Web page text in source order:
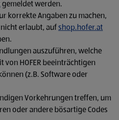
gemeldet werden.
korrekte Angaben zu machen,
erlaubt, aufshop.hofer.at
auszuführen, welche
von HOFER beeinträchtigen
(z.B. Software oder
Vorkehrungen treffen, um
oder andere bösartige Codes